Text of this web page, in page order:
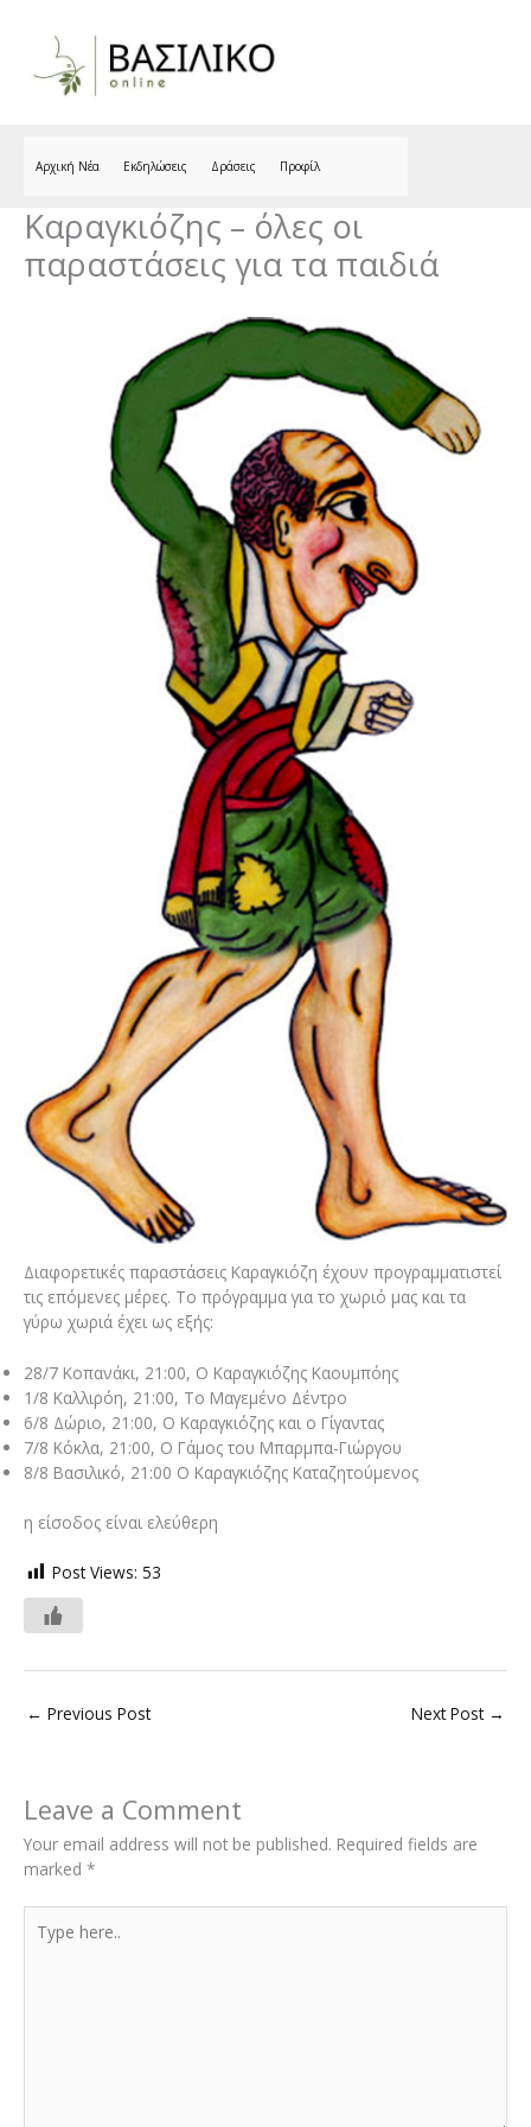
Αρχική Νέα Εκδηλώσεις Δράσεις Προφίλ
Καραγκιόζης – όλες οι
παραστάσεις για τα παιδιά
Διαφορετικές παραστάσεις Καραγκιόζη έχουν προγραμματιστεί
τις επόμενες μέρες. Το πρόγραμμα για το χωριό μας και τα
γύρω χωριά έχει ως εξής:
28/7 Κοπανάκι, 21:00, Ο Καραγκιόζης Καουμπόης
1/8 Καλλιρόη, 21:00, Το Μαγεμένο Δέντρο
6/8 Δώριο, 21:00, Ο Καραγκιόζης και ο Γίγαντας
7/8 Κόκλα, 21:00, Ο Γάμος του Μπαρμπα-Γιώργου
8/8 Βασιλικό, 21:00 Ο Καραγκιόζης Καταζητούμενος
η είσοδος είναι ελεύθερη
Post Views: 53
← Previous Post Next Post →
Leave a Comment
Your email address will not be published. Required fields are
marked *
here..